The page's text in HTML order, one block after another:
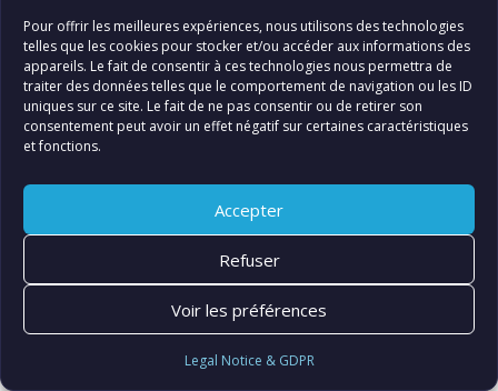
Pour offrir les meilleures expériences, nous utilisons des technologies
telles que les cookies pour stocker et/ou accéder aux informations des
appareils. Le fait de consentir à ces technologies nous permettra de
traiter des données telles que le comportement de navigation ou les ID
uniques sur ce site. Le fait de ne pas consentir ou de retirer son
consentement peut avoir un effet négatif sur certaines caractéristiques
et fonctions.
Accepter
Refuser
Voir les préférences
Legal Notice & GDPR